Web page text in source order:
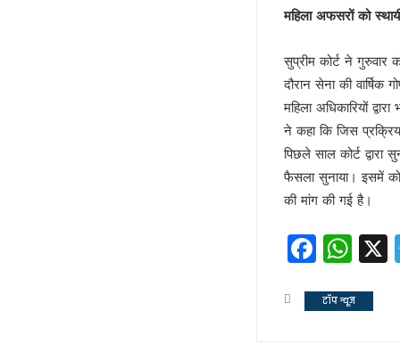
पीडीए के नए अर्थ की सियासत !
बिहार में फिर छले गए मुस्लिम
फिर अलग हुए राजभर !
सपा नहीं लड़ेगी पंचायत चुनाव!
योगी की बाल्मीकि चाल में फंसे
चुनाव की घोषणा और मायावती का
विजन-2047 का हिस्सा है ‘वन
केशव का संकेत !
भाजपाई होते-होते रह गए शिवपाल!
BSP का सियासी रिस्टार्ट!
महिला अफसरों को
सुप्रीम कोर्ट ने गुरुवार
दौरान सेना की वार्षिक
महिला अधिकारियों
ने कहा कि जिस
पिछले साल कोर्ट
फैसला सुनाया। इसमें
की मांग की गई है।
टॉप न्यूज